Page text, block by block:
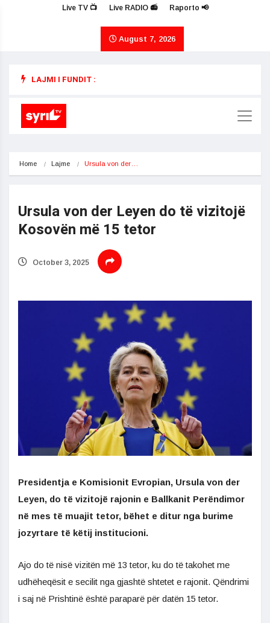
Live TV 📺 Live RADIO 📻 Raporto 📢
August 7, 2026
LAJMI I FUNDIT :
Home Lajme Ursula von der…
Ursula von der Leyen do të vizitojë
Kosovën më 15 tetor
October 3, 2025
Presidentja e Komisionit Evropian, Ursula von der
Leyen, do të vizitojë rajonin e Ballkanit Perëndimor
në mes të muajit tetor, bëhet e ditur nga burime
jozyrtare të këtij institucioni.
Ajo do të nisë vizitën më 13 tetor, ku do të takohet me
udhëheqësit e secilit nga gjashtë shtetet e rajonit. Qëndrimi
i saj në Prishtinë është paraparë për datën 15 tetor.